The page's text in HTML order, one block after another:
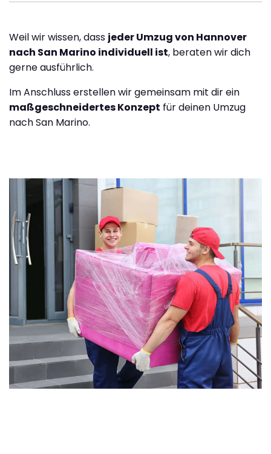
Weil wir wissen, dass jeder Umzug von Hannover
nach San Marino individuell ist, beraten wir dich
gerne ausführlich.
Im Anschluss erstellen wir gemeinsam mit dir ein
maßgeschneidertes Konzept für deinen Umzug
nach San Marino.